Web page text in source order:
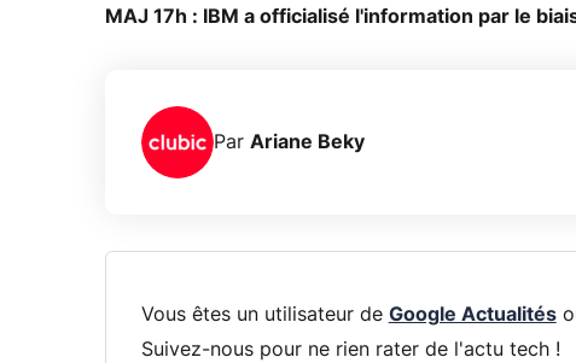
MAJ 17h : IBM a officialisé l'information par le
Par Ariane Beky
Vous êtes un utilisateur de Google Actualités
Suivez-nous pour ne rien rater de l'actu tech !